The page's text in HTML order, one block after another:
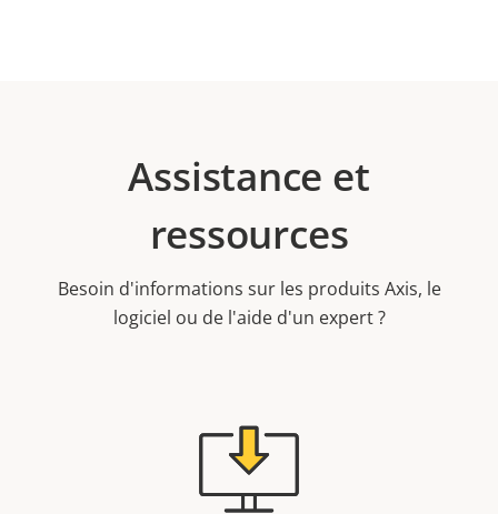
Assistance et
ressources
Besoin d'informations sur les produits Axis, le
logiciel ou de l'aide d'un expert ?